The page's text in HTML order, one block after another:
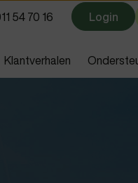
54 70 16 Login
Klantverhalen